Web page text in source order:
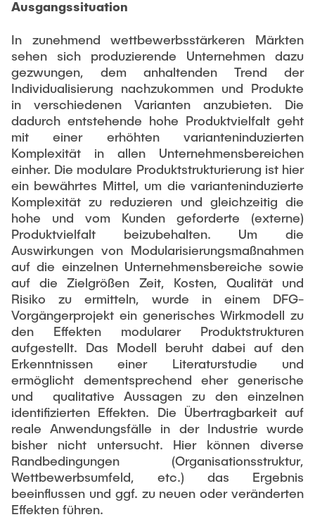
Partner
Kontakt
Anwendungsfelder
Maschinen- und Anlagenbau
Medizintechnik
Internationale Kooperationen
Abgeschlossene Projekte
LEHRE
Bachelor
Übersicht Konstruktionslehre
Grundlagen der KL
KL Gestalten
Vertiefte KL
Großes Konstruktionsprojekt
Digitale Produktentwicklung und Leichtbau
Master
Fluidtechnik
Methoden der Produktentwicklung
Leichtbaupraktikum
Fachlabor
NTA-Forschungskommunikation
Externe Dozenten
Onlineangebot
Maschinenelemente-Demonstrationspool
Virtueller Demonstrationspool
Virtueller Fluidtechnik-Demonstrationspool
VERANSTALTUNGEN
Wissenschaftl. Veranstaltungen
26th International Conference on Engineering Design
(ICED27)
36. DfX-Symposium 2025
PAD International Summer School
Ausgangssituation
In zunehmend wettbewerbsstärkeren Märkten
sehen sich produzierende Unternehmen dazu
gezwungen, dem anhaltenden Trend der
Individualisierung nachzukommen und Produkte
in verschiedenen Varianten anzubieten. Die
dadurch entstehende hohe Produktvielfalt geht
mit einer erhöhten varianteninduzierten
Komplexität in allen Unternehmensbereichen
einher. Die modulare Produktstrukturierung ist hier
ein bewährtes Mittel, um die varianteninduzierte
Komplexität zu reduzieren und gleichzeitig die
hohe und vom Kunden geforderte (externe)
Produktvielfalt beizubehalten. Um die
Auswirkungen von Modularisierungsmaßnahmen
auf die einzelnen Unternehmensbereiche sowie
auf die Zielgrößen Zeit, Kosten, Qualität und
Risiko zu ermitteln, wurde in einem DFG-
Vorgängerprojekt ein generisches Wirkmodell zu
den Effekten modularer Produktstrukturen
aufgestellt. Das Modell beruht dabei auf den
Erkenntnissen einer Literaturstudie und
ermöglicht dementsprechend eher generische
und qualitative Aussagen zu den einzelnen
identifizierten Effekten. Die Übertragbarkeit auf
reale Anwendungsfälle in der Industrie wurde
bisher nicht untersucht. Hier können diverse
Randbedingungen (Organisationsstruktur,
Wettbewerbsumfeld, etc.) das Ergebnis
beeinflussen und ggf. zu neuen oder veränderten
Effekten führen.